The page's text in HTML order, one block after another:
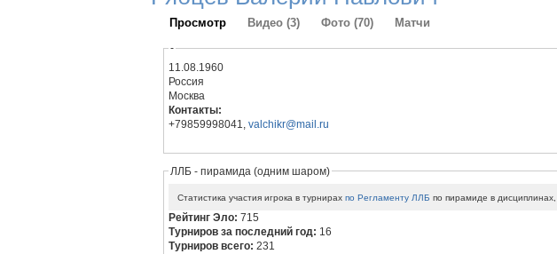
Просмотр Видео (3) Фото (70) Матчи
-
11.08.1960
Россия
Москва
Контакты:
+79859998041,valchikr@mail.ru
ЛЛБ - пирамида (одним шаром)
Статистика участия игрока в турнирахпо Регламенту ЛЛБ по пирамиде в
Рейтинг Эло:715
Турниров за последний год: 16
Турниров всего:231